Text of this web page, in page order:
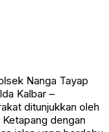
Nanga Tayap
Kalbar –
ditunjukkan oleh
dengan